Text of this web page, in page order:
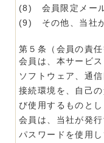
(8) 会員限定メー
(9) その他、当社
第５条（会員の責任
会員は、本サービ
ソフトウェア、通
接続環境を、自己
び使用するものとし
会員は、当社が発
パスワードを使用